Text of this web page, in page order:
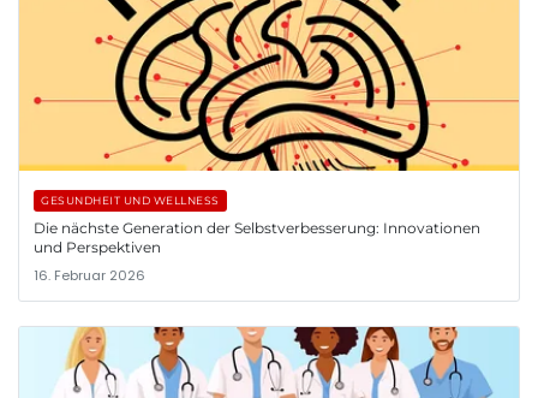
GESUNDHEIT UND WELLNESS
Die nächste Generation der Selbstverbesserung: Innovationen
und Perspektiven
16. Februar 2026